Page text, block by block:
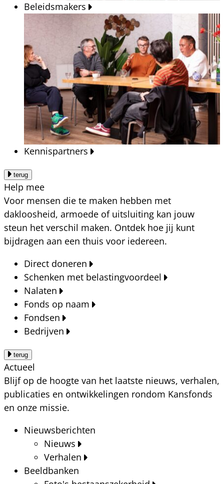
Beleidsmakers
Kennispartners
terug
Help mee
Voor mensen die te maken hebben met
dakloosheid, armoede of uitsluiting kan jouw
steun het verschil maken. Ontdek hoe jij kunt
bijdragen aan een thuis voor iedereen.
Direct doneren
Schenken met belastingvoordeel
Nalaten
Fonds op naam
Fondsen
Bedrijven
terug
Actueel
Blijf op de hoogte van het laatste nieuws, verhalen,
publicaties en ontwikkelingen rondom Kansfonds
en onze missie.
Nieuwsberichten
Nieuws
Verhalen
Beeldbanken